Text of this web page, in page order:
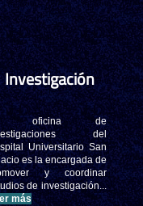
Investigación
oficina de
del
Universitario San
es la encargada de
y coordinar
de investigación...
más